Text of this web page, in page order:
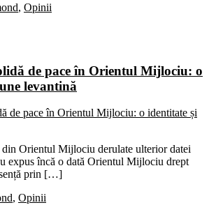
, Opinii
de pace în Orientul Mijlociu: o
levantină
Orientul Mijlociu derulate ulterior datei
expus încă o dată Orientul Mijlociu drept
prin […]
, Opinii